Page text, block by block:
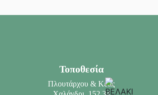
Τοποθεσία
Πλουτάρχου & Κέας